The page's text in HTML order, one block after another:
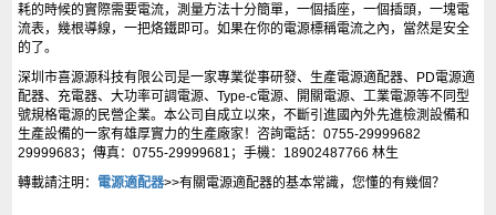
耗的時候的實際需要電流，測量方法十分簡單，一個插座，一個插頭，一塊電
流表，幾根導線，一把烙鐵即可。如果在你的電源標稱電流之內，當然是安全
的了。
深圳市喜源源科技有限公司是一家專業從事研發、生產電源適配器、PD電源適
配器、充電器、大功率可調電源、Type-c電源、開關電源、工業電源等不同型
號規格電源的民營企業。本公司自成立以來，不斷引進國內外先進檢測設備和
生產設備的一家有雄厚實力的生產廠家！咨詢電話：0755-29999682
29999683；傳真：0755-29999681；手機：18902487766 林生
轉載請注明： 電源適配器>>有關電源適配器的基本常識，您懂的有幾個？